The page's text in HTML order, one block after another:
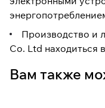
Производство и
Co. Ltd
Вам также